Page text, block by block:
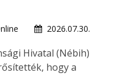
2026.07.30.
Hivatal (Nébih)
hogy a